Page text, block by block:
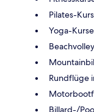
Pilates-
Yoga-Kurse
Rundflüge
Billard-/